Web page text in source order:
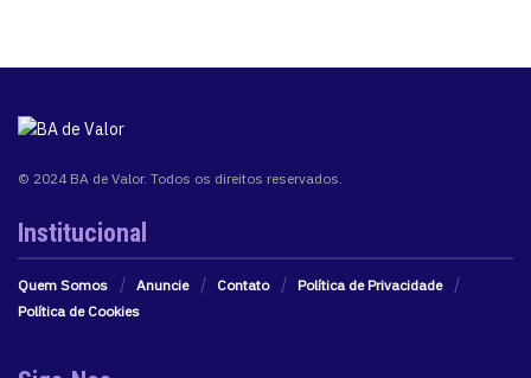
© 2024 BA de Valor. Todos os direitos reservados.
Institucional
Quem Somos Anuncie Contato
Política de Privacidade
Política de Cookies